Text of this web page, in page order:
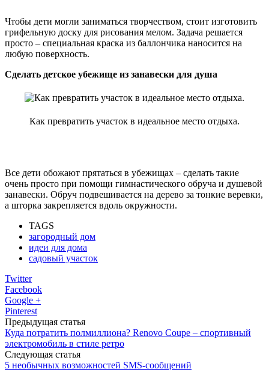
Чтобы дети могли заниматься творчеством, стоит изготовить
грифельную доску для рисования мелом. Задача решается
просто – специальная краска из баллончика наносится на
любую поверхность.
Сделать детское убежище из занавески для душа
Как превратить участок в идеальное место отдыха.
Все дети обожают прятаться в убежищах – сделать такие
очень просто при помощи гимнастического обруча и душевой
занавески. Обруч подвешивается на дерево за тонкие веревки,
а шторка закрепляется вдоль окружности.
TAGS
загородный дом
идеи для дома
садовый участок
Twitter
Facebook
Google +
Pinterest
Предыдущая статья
Куда потратить полмиллиона? Renovo Coupe – спортивный
электромобиль в стиле ретро
Следующая статья
5 необычных возможностей SMS-сообщений